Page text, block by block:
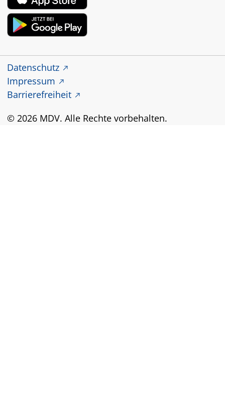
Datenschutz
Impressum
Barrierefreiheit
© 2026 MDV. Alle Rechte vorbehalten.